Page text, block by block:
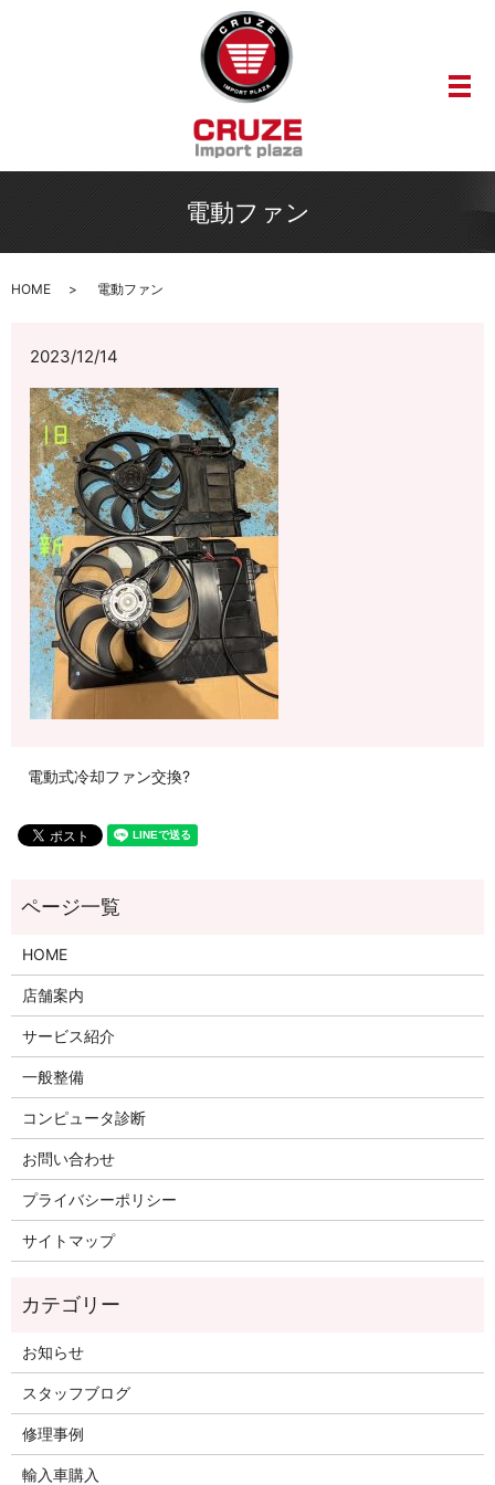
メ
電動ファン
HOME 電動ファン
2023/12/14
電動式冷却ファン交換?
HOME
店舗案内
サービス紹介
一般整備
コンピュータ診断
お問い合わせ
プライバシーポリシー
サイトマップ
お知らせ
スタッフブログ
修理事例
輸入車購入